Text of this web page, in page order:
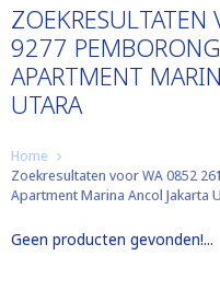
9277
APARTMENT
UTARA
Home
Zoekresultaten voor WA 0852
Apartment Marina Ancol Jakarta
Geen producten gevonden!...